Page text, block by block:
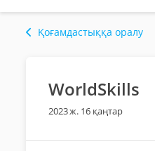
Қоғамдастыққа оралу
WorldSkills
2023 ж. 16 қаңтар